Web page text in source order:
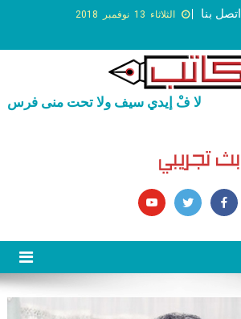
الثلاثاء 13 نوفمبر 2018 اتصل بنا
لا فْ إيدي سيف ولا تحت منى فرس